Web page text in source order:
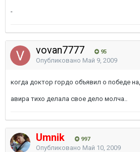
-
vovan7777 95
Опубликовано Май 9, 2009
когда доктор гордо объявил о победе
авира тихо делала свое дело молча..
Umnik 997
Опубликовано Май 10, 2009